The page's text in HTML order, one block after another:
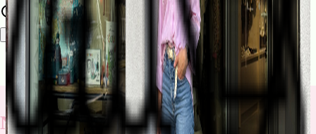
Rechercher
Nos nouveautés